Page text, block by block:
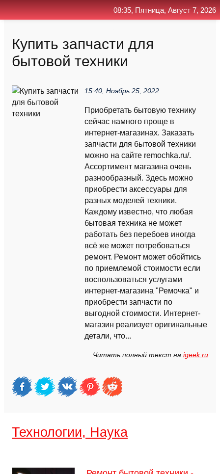
Купить запчасти для
бытовой техники
15:40, Ноябрь 25, 2022
Приобретать бытовую технику
сейчас намного проще в
интернет-магазинах. Заказать
запчасти для бытовой техники
можно на сайте remochka.ru/.
Ассортимент магазина очень
разнообразный. Здесь можно
приобрести аксессуары для
разных моделей техники.
Каждому известно, что любая
бытовая техника не может
работать без перебоев иногда
всё же может потребоваться
ремонт. Ремонт может обойтись
по приемлемой стоимости если
воспользоваться услугами
интернет-магазина "Ремочка" и
приобрести запчасти по
выгодной стоимости. Интернет-
магазин реализует оригинальные
детали, что...
Читать полный текст на igeek.ru
Технологии, Наука
08:35, Пятница, Август 7, 2026